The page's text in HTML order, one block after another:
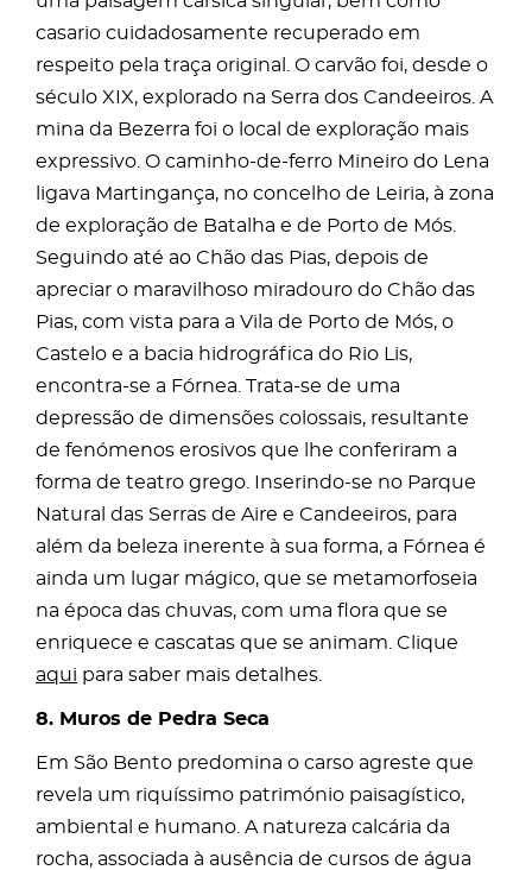
casario cuidadosamente recuperado em
respeito pela traça original. O carvão foi, desde o
século XIX, explorado na Serra dos Candeeiros. A
mina da Bezerra foi o local de exploração mais
expressivo. O caminho-de-ferro Mineiro do Lena
ligava Martingança, no concelho de Leiria, à zona
de exploração de Batalha e de Porto de Mós.
Seguindo até ao Chão das Pias, depois de
apreciar o maravilhoso miradouro do Chão das
Pias, com vista para a Vila de Porto de Mós, o
Castelo e a bacia hidrográfica do Rio Lis,
encontra-se a Fórnea. Trata-se de uma
depressão de dimensões colossais, resultante
de fenómenos erosivos que lhe conferiram a
forma de teatro grego. Inserindo-se no Parque
Natural das Serras de Aire e Candeeiros, para
além da beleza inerente à sua forma, a Fórnea é
ainda um lugar mágico, que se metamorfoseia
na época das chuvas, com uma flora que se
enriquece e cascatas que se animam. Clique
aqui para saber mais detalhes.
8. Muros de Pedra Seca
Em São Bento predomina o carso agreste que
revela um riquíssimo património paisagístico,
ambiental e humano. A natureza calcária da
rocha, associada à ausência de cursos de água